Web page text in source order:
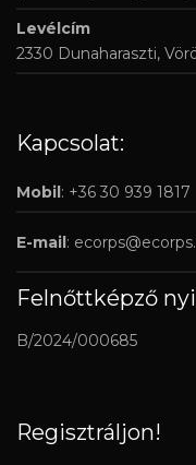
Levélcím
2330 Dunaharaszti,
Kapcsolat:
Mobil: +36 30 939 1817
E-mail:
Felnőttképző
B/2024/000685
Regisztráljon!